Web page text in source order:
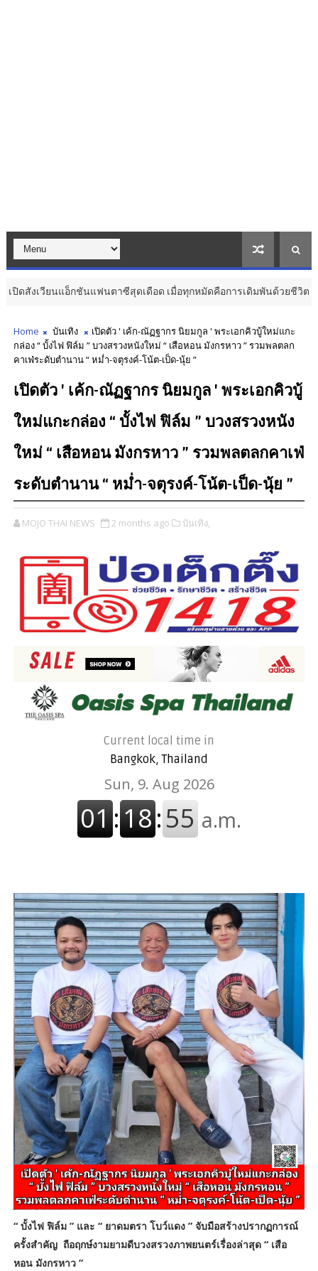
นแฟนตาซีสุดเดือด เมื่อทุกหมัดคือการเดิมพันด้วยชีวิต ... วัฒนธรรม
Home บันเทิง
เปิดตัว ' เค้ก-ณัฏฐากร นิยมกูล ' พระเอกคิวบู้ใหม่แกะ
กล่อง “ บั้งไฟ ฟิล์ม ” บวงสรวงหนังใหม่ “ เสือหอน มังกรหาว ” รวมพลตลก
คาเฟ่ระดับตำนาน “ หม่ำ-จตุรงค์-โน้ต-เป็ด-นุ้ย ”
เปิดตัว ' เค้ก-ณัฏฐากร นิยมกูล ' พระเอกคิวบู้
ใหม่แกะกล่อง “ บั้งไฟ ฟิล์ม ” บวงสรวงหนัง
ใหม่ “ เสือหอน มังกรหาว ” รวมพลตลกคาเฟ่
ระดับตำนาน “ หม่ำ-จตุรงค์-โน้ต-เป็ด-นุ้ย ”
MOJO THAI NEWS 2 months ago บันเทิง,
Current local time in
Bangkok, Thailand
“ บั้งไฟ ฟิล์ม ” และ “ ยาดมตรา โบว์แดง ” จับมือสร้างปรากฏการณ์
ครั้งสำคัญ ถือฤกษ์งามยามดีบวงสรวงภาพยนตร์เรื่องล่าสุด “ เสือ
หอน มังกรหาว ”